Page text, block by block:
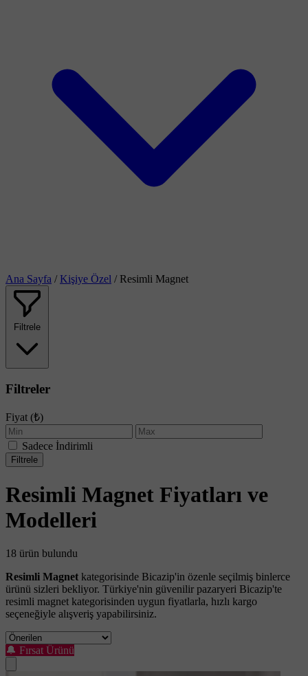
Ana Sayfa / Kişiye Özel / Resimli Magnet
Filtrele
Filtreler
Fiyat (₺)
Sadece İndirimli
Filtrele
Resimli Magnet Fiyatları ve
Modelleri
18 ürün bulundu
Resimli Magnet kategorisinde Bicazip'in özenle seçilmiş binlerce
ürünü sizleri bekliyor. Türkiye'nin güvenilir pazaryeri Bicazip'te
resimli magnet kategorisinden uygun fiyatlarla, hızlı kargo
seçeneğiyle alışveriş yapabilirsiniz.
🔔 Fırsat Ürünü